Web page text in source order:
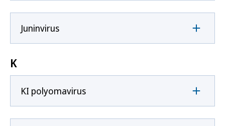
Juninvirus
K
KI polyomavirus